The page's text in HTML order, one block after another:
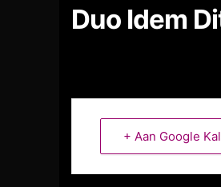
Duo Idem
+ Aan Google